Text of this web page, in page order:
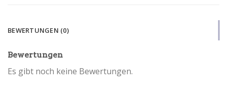
BEWERTUNGEN (0)
Bewertungen
Es gibt noch keine Bewertungen.